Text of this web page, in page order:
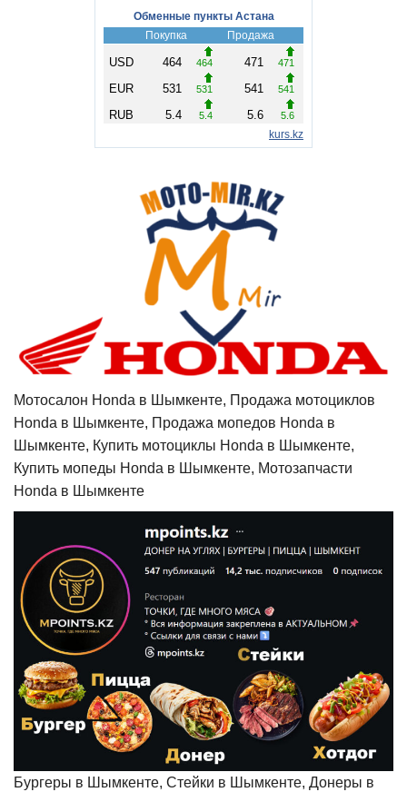
Мотосалон Honda в Шымкенте, Продажа мотоциклов
Honda в Шымкенте, Продажа мопедов Honda в
Шымкенте, Купить мотоциклы Honda в Шымкенте,
Купить мопеды Honda в Шымкенте, Мотозапчасти
Honda в Шымкенте
Бургеры в Шымкенте, Стейки в Шымкенте, Донеры в